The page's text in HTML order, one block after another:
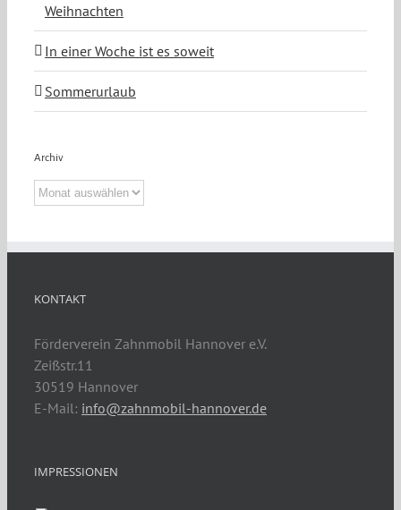
Weihnachten
In einer Woche ist es soweit
Sommerurlaub
Archiv
Archiv
KONTAKT
Förderverein Zahnmobil Hannover e.V.
Zeißstr.11
30519 Hannover
E-Mail: info@zahnmobil-hannover.de
IMPRESSIONEN